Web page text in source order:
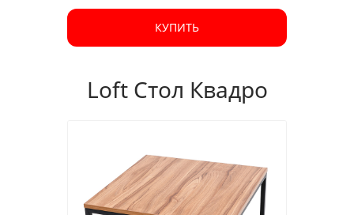
КУПИТЬ
Loft Стол Квадро